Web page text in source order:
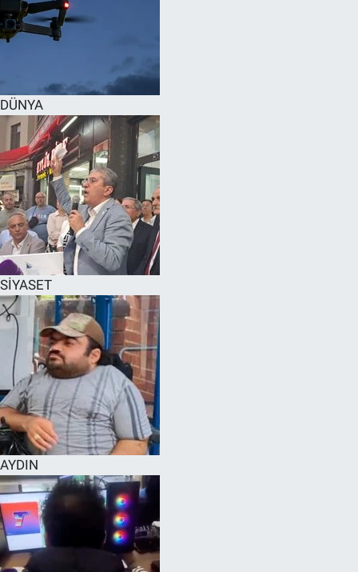
DÜNYA
SİYASET
AYDIN